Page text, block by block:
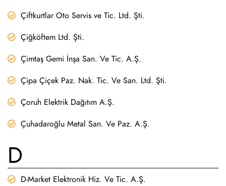
Çiftkurtlar Oto Servis ve Tic. Ltd. Şti.
Çiğköftem Ltd. Şti.
Çimtaş Gemi İnşa San. Ve Tic. A.Ş.
Çipa Çiçek Paz. Nak. Tic. Ve San. Ltd. Şti.
Çoruh Elektrik Dağıtım A.Ş.
Çuhadaroğlu Metal San. Ve Paz. A.Ş.
D
D-Market Elektronik Hiz. Ve Tic. A.Ş.